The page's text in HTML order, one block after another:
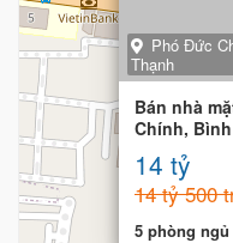
Phó Đức
Thạnh
Bán nhà
Chính, Bình
x 15m) 4
14 tỷ
14 tỷ 500
5 phòng ngủ